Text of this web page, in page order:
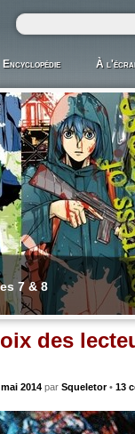
Encyclopédie À
7 & 8
des
2014 par Squeletor• 13